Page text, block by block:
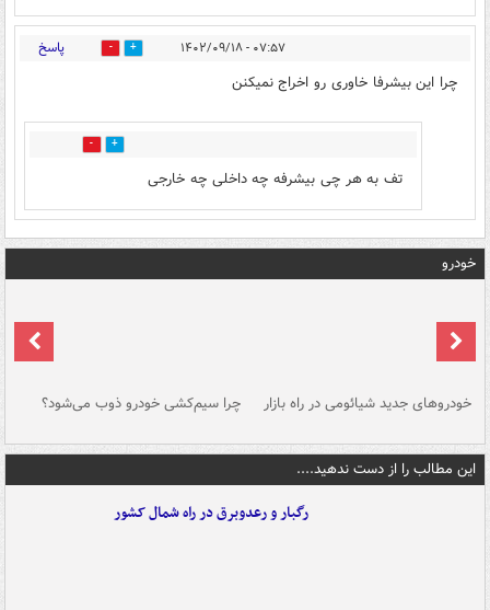
۰۷:۵۷ - ۱۴۰۲/۰۹/۱۸ 2 پاسخ
چرا این بیشرفا خاوری رو اخراج نمیکنن
0
تف به هر چی بیشرفه چه داخلی چه خارجی
خودرو
خودروهای جدید شیائومی در راه بازار چرا سیم‌کشی خودرو ذوب می‌شود؟
این مطالب را از دست ندهید....
رگبار و رعدوبرق در راه شمال کشور